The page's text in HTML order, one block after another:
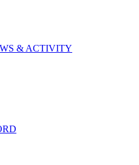
& ACTIVITY